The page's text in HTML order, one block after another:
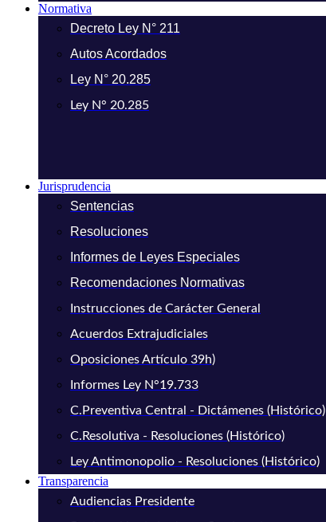
Normativa
Decreto Ley N° 211
Autos Acordados
Ley N° 20.285
Ley N° 20.285
Jurisprudencia
Sentencias
Resoluciones
Informes de Leyes Especiales
Recomendaciones Normativas
Instrucciones de Carácter General
Acuerdos Extrajudiciales
Oposiciones Artículo 39h)
Informes Ley N°19.733
C.Preventiva Central - Dictámenes (Histórico)
C.Resolutiva - Resoluciones (Histórico)
Ley Antimonopolio - Resoluciones (Histórico)
Transparencia
Audiencias Presidente